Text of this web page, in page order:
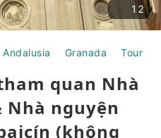
12
Andalusia Granada Tour
quan Nhà
nguyện
(không